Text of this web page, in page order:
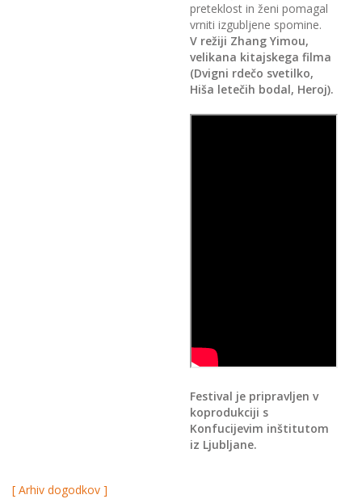
preteklost in ženi pomagal
vrniti izgubljene spomine.
V režiji Zhang Yimou,
velikana kitajskega filma
(Dvigni rdečo svetilko,
Hiša letečih bodal, Heroj).
Festival je pripravljen v
koprodukciji s
Konfucijevim inštitutom
iz Ljubljane.
[ Arhiv dogodkov ]